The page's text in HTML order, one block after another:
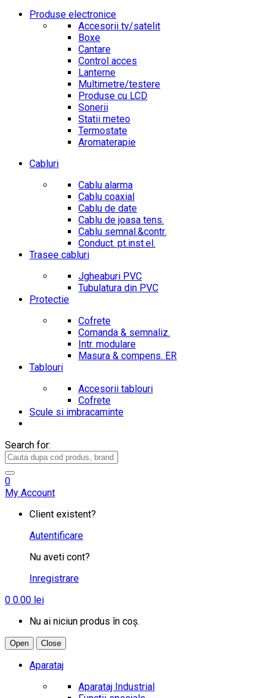
Produse electronice
Accesorii tv/satelit
Boxe
Cantare
Control acces
Lanterne
Multimetre/testere
Produse cu LCD
Sonerii
Statii meteo
Termostate
Aromaterapie
Cabluri
Cablu alarma
Cablu coaxial
Cablu de date
Cablu de joasa tens.
Cablu semnal.&contr.
Conduct. pt.inst.el.
Trasee cabluri
Jgheaburi PVC
Tubulatura din PVC
Protectie
Cofrete
Comanda & semnaliz.
Intr. modulare
Masura & compens. ER
Tablouri
Accesorii tablouri
Cofrete
Scule si imbracaminte
Search for:
0
My Account
Client existent?
Autentificare
Nu aveti cont?
Inregistrare
0 0.00 lei
Nu ai niciun produs în coș.
Open Close
Aparataj
Aparataj Industrial